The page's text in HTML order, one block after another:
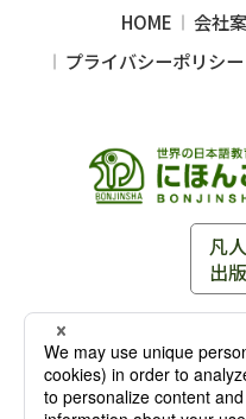
凡
出
〒102-0093 東京都千代
TEL：03-3263-3959／
〒102-0093
HOME 会社
プライバシーポリシー